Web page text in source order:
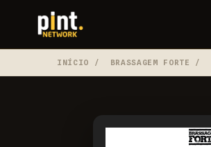
INÍCIO / BRASSAGEM FORTE /